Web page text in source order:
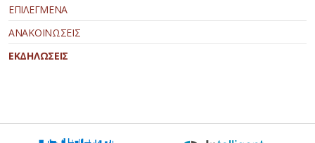
ΕΠΙΛΕΓΜΕΝΑ
ΑΝΑΚΟΙΝΩΣΕΙΣ
ΕΚΔΗΛΩΣΕΙΣ